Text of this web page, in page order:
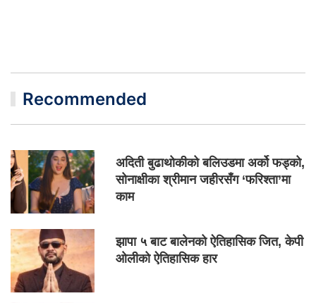
Recommended
अदिती बुढाथोकीको बलिउडमा अर्को फड्को,
सोनाक्षीका श्रीमान जहीरसँग ‘फरिश्ता’मा
काम
झापा ५ बाट बालेनको ऐतिहासिक जित, केपी
ओलीको ऐतिहासिक हार